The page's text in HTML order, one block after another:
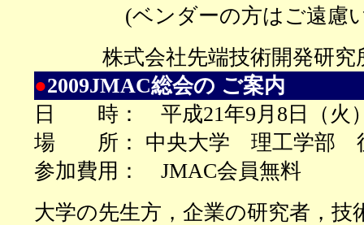
(ベンダーの方はご遠慮い
株式会社先端技術開発研
●2009JMAC総会の ご案内
日 時：
平成21年9月8日（火
場 所： 中央大学 理工学部
参加費用：
JMAC会員無料
大学の先生方，企業の研究者，技